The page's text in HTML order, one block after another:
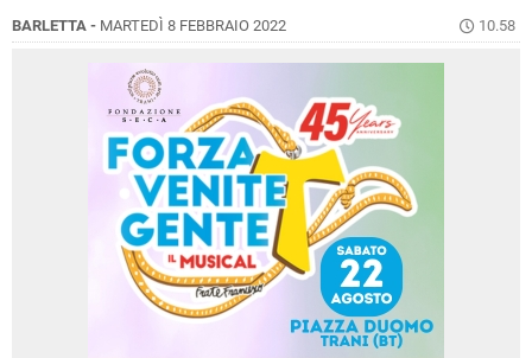
BARLETTA - MARTEDÌ 8 FEBBRAIO 2022 10.58